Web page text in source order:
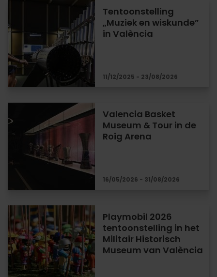
Tentoonstelling
„Muziek en wiskunde”
in València
11/12/2025 - 23/08/2026
Valencia Basket
Museum & Tour in de
Roig Arena
16/05/2026 - 31/08/2026
Playmobil 2026
tentoonstelling in het
Militair Historisch
Museum van València